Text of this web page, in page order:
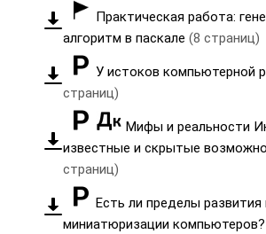
Практическая работа:
алгоритм в паскале (8 страниц)
У истоков компьютерной
страниц)
Мифы и реальности
известные и скрытые
страниц)
Есть ли пределы развития
миниатюризации компьютеров?